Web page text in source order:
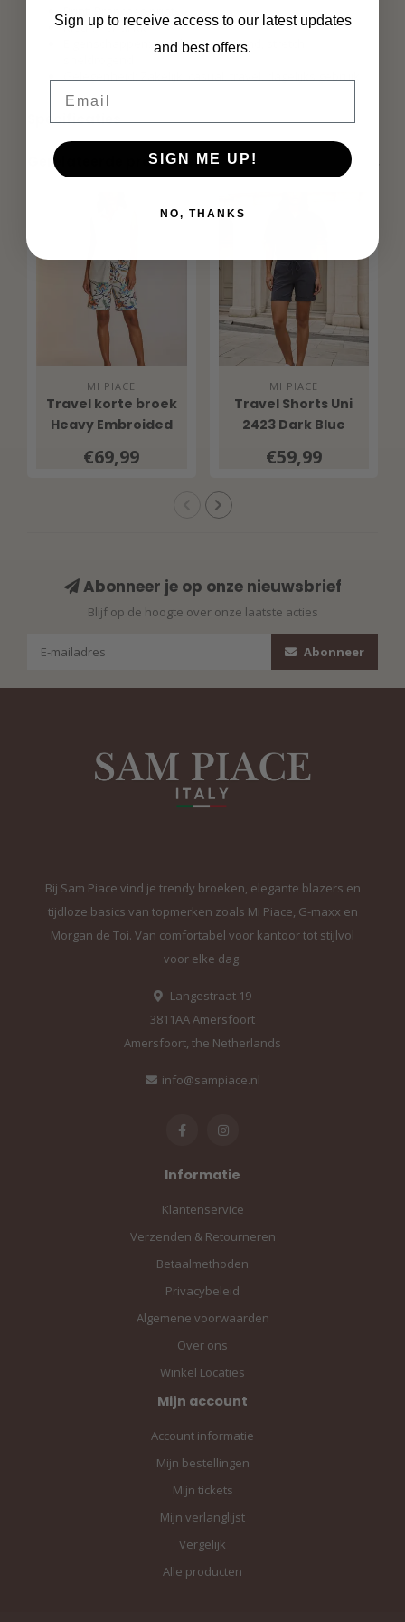
Print: Branches print
Kleur: Pencil Kit
Eigenschappen: Kreukvrij, ademend, stretch,
Gelegenheid: Zakelijk, casual, travel, dagelijks gebruik
Specificaties
Gerelateerde producten
MI PIACE
Travel korte broek
Heavy Embroided
Multicolour
€69,99
MI PIACE
Travel Shorts Uni
2423 Dark Blue
€59,99
Abonneer je op onze nieuwsbrief
Blijf op de hoogte over onze laatste acties
Abonneer
Bij Sam Piace vind je trendy broeken, elegante blazers en
tijdloze basics van topmerken zoals Mi Piace, G-maxx en
Morgan de Toi. Van comfortabel voor kantoor tot stijlvol
voor elke dag.
Langestraat 19
3811AA Amersfoort
Amersfoort, the Netherlands
info@sampiace.nl
Informatie
Klantenservice
Verzenden & Retourneren
Betaalmethoden
Privacybeleid
Algemene voorwaarden
Over ons
Winkel Locaties
Mijn account
Account informatie
Mijn bestellingen
Mijn tickets
Mijn verlanglijst
Vergelijk
Alle producten
Sign up to receive access to our latest updates
and best offers.
SIGN ME UP!
NO, THANKS